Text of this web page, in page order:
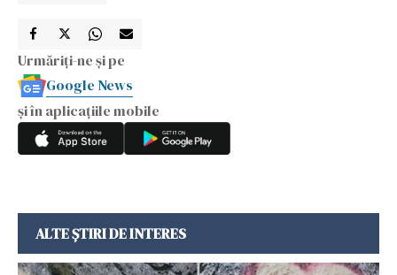
Urmăriți-ne și pe
Google News
și în aplicațiile mobile
ALTE ȘTIRI DE INTERES